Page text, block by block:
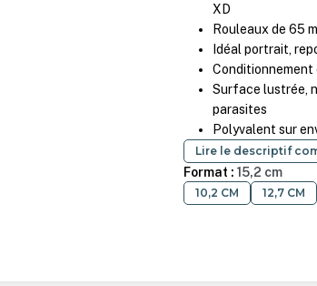
XD
Rouleaux de 65
Idéal portrait,
Conditionnement
Surface lustrée,
parasites
Polyvalent sur
Lire le descriptif
Format :15,2 cm
10,2 CM 12,7 CM